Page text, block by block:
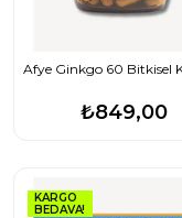
Afye Ginkgo 60 Bitkisel
₺849,00
KARGO
BEDAVA!